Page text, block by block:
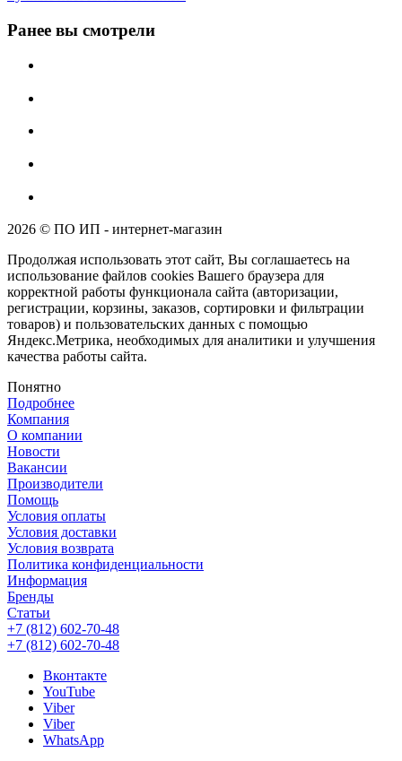
Ранее вы смотрели
2026 © ПО ИП - интернет-магазин
Продолжая использовать этот сайт, Вы соглашаетесь на
использование файлов cookies Вашего браузера для
корректной работы функционала сайта (авторизации,
регистрации, корзины, заказов, сортировки и фильтрации
товаров) и пользовательских данных с помощью
Яндекс.Метрика, необходимых для аналитики и улучшения
качества работы сайта.
Понятно
Подробнее
Компания
О компании
Новости
Вакансии
Производители
Помощь
Условия оплаты
Условия доставки
Условия возврата
Политика конфиденциальности
Информация
Бренды
Статьи
+7 (812) 602-70-48
+7 (812) 602-70-48
Вконтакте
YouTube
Viber
Viber
WhatsApp